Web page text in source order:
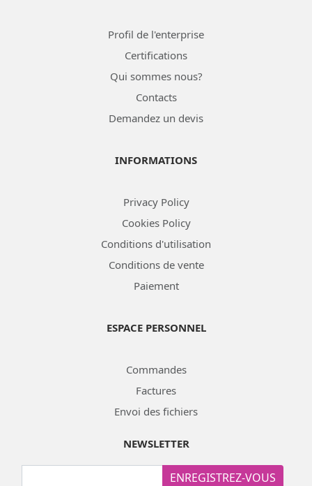
Profil de l'enterprise
Certifications
Qui sommes nous?
Contacts
Demandez un devis
INFORMATIONS
Privacy Policy
Cookies Policy
Conditions d'utilisation
Conditions de vente
Paiement
ESPACE PERSONNEL
Commandes
Factures
Envoi des fichiers
NEWSLETTER
ENREGISTREZ-VOUS